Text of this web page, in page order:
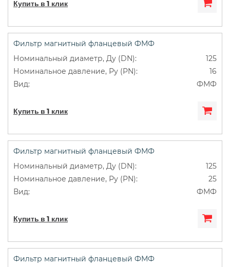
Купить в 1 клик
Фильтр магнитный фланцевый ФМФ
125
16
ФМФ
Купить в 1 клик
Фильтр магнитный фланцевый ФМФ
125
25
ФМФ
Купить в 1 клик
Фильтр магнитный фланцевый ФМФ